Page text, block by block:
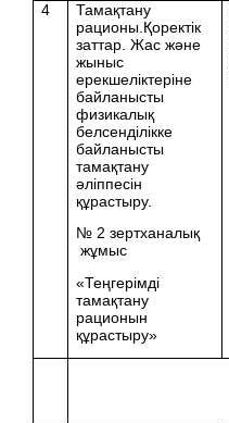
4
Тамақтану
рационы.Қоректік
заттар. Жас және
жыныс
ерекшеліктеріне
байланысты
физикалық
белсенділікке
байланысты
тамақтану
әліппесін
құрастыру.
№ 2 зертханалық
жұмыс
«Теңгерімді
тамақтану
рационын
құрастыру»